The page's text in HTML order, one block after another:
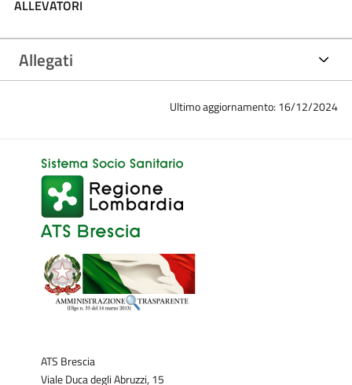
ALLEVATORI
Allegati
Ultimo aggiornamento: 16/12/2024
ATS Brescia
Viale Duca degli Abruzzi, 15